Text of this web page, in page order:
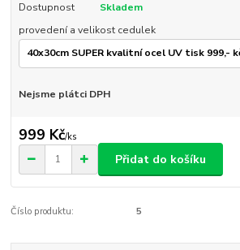
Dostupnost
Skladem
provedení a velikost cedulek
Nejsme plátci DPH
999 Kč/ks
Přidat do košíku
Číslo produktu: 5